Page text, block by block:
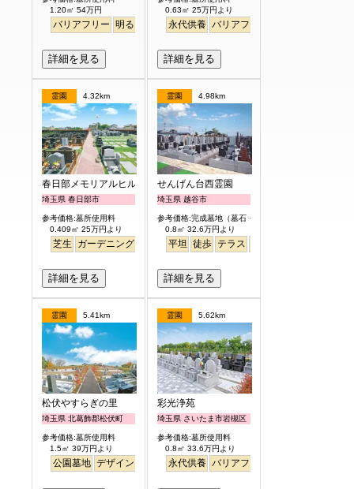
1.20㎡ 54万円
バリアフリー 明るい
詳細を見る
0.63㎡ 25万円より
永代供養 バリアフリー
詳細を見る
霊園 4.32km
春日部メモリアルヒルズ
埼玉県 春日部市
参考価格:墓所使用料
0.409㎡ 25万円より
芝生 ガーデニング
詳細を見る
霊園 4.98km
せんげん台西霊園
埼玉県 越谷市
参考価格:完成墓地（墓石・外柵付）
0.8㎡ 32.6万円より
平坦 徒歩 テラス
詳細を見る
霊園 5.41km
松伏やすらぎの里
埼玉県 北葛飾郡松伏町
参考価格:墓所使用料
1.5㎡ 39万円より
公園墓地 デザイン バリアフリー 平坦 明るい
霊園 5.62km
彩光浄苑
埼玉県 さいたま市岩槻区
参考価格:墓所使用料
0.8㎡ 33.6万円より
永代供養 バリアフリー